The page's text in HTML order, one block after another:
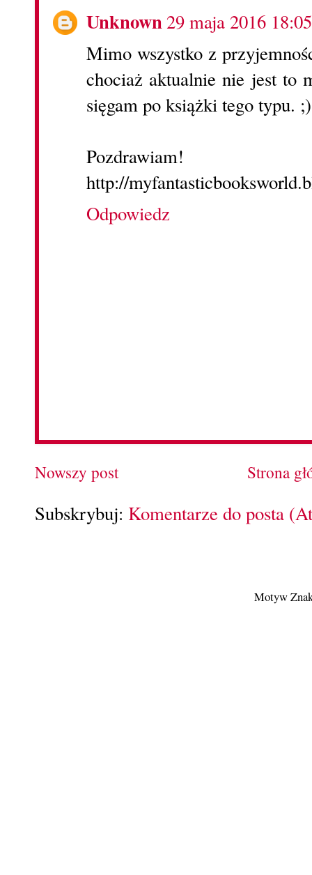
Unknown29 maja 2016 18:05
Mimo wszystko z
chociaż aktualnie nie jest to
sięgam po książki tego typu. ;)
Pozdrawiam!
http://
Odpowiedz
Nowszy post Strona
Subskrybuj: Komentarze do posta
Motyw